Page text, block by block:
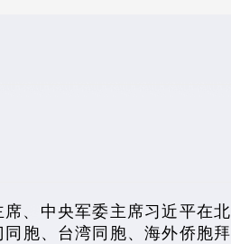
、中央军委主席习近平在北
胞、台湾同胞、海外侨胞拜